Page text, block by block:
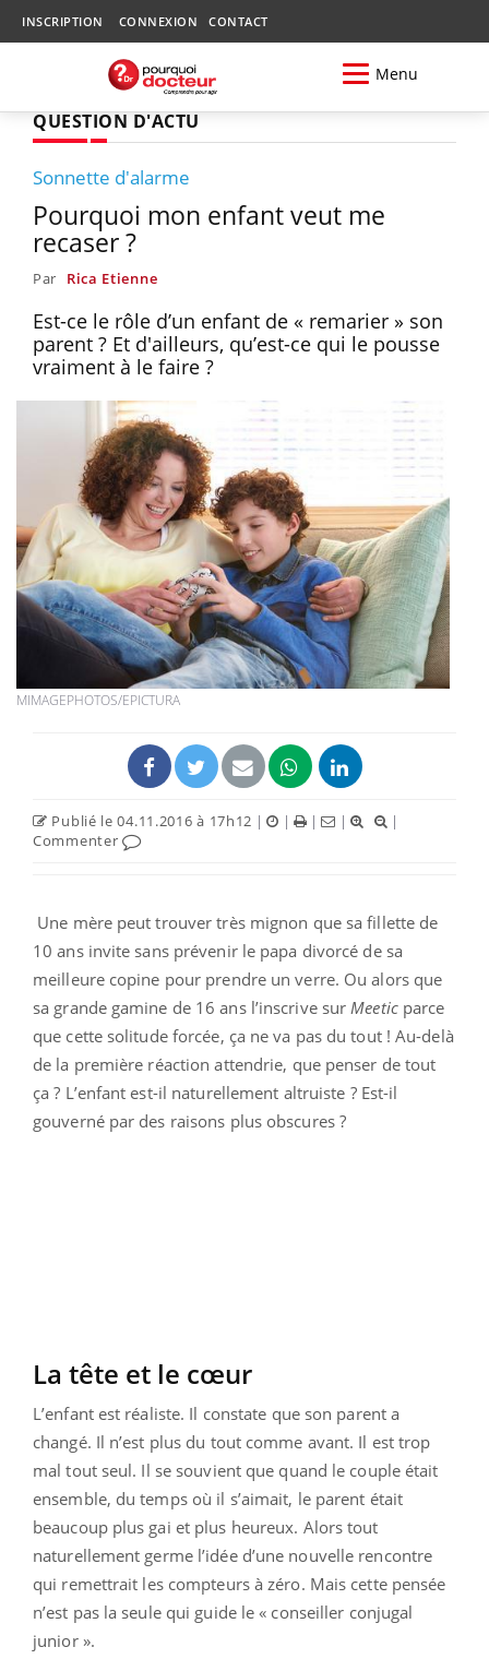
INSCRIPTION CONNEXION CONTACT
Menu
QUESTION D'ACTU
Sonnette d'alarme
Pourquoi mon enfant veut me
recaser ?
Par Rica Etienne
Est-ce le rôle d’un enfant de « remarier » son
parent ? Et d'ailleurs, qu’est-ce qui le pousse
vraiment à le faire ?
MIMAGEPHOTOS/EPICTURA
Publié le 04.11.2016 à 17h12 | | | |
|
Commenter
Une mère peut trouver très mignon que sa fillette de
10 ans invite sans prévenir le papa divorcé de sa
meilleure copine pour prendre un verre. Ou alors que
sa grande gamine de 16 ans l’inscrive surMeeticparce
que cette solitude forcée, ça ne va pas du tout ! Au-delà
de la première réaction attendrie, que penser de tout
ça ? L’enfant est-il naturellement altruiste ? Est-il
gouverné par des raisons plus obscures ?
La tête et le cœur
L’enfant est réaliste. Il constate que son parent a
changé. Il n’est plus du tout comme avant. Il est trop
mal tout seul. Il se souvient que quand le couple était
ensemble, du temps où il s’aimait, le parent était
beaucoup plus gai et plus heureux. Alors tout
naturellement germe l’idée d’une nouvelle rencontre
qui remettrait les compteurs à zéro. Mais cette pensée
n’est pas la seule qui guide le « conseiller conjugal
junior ».